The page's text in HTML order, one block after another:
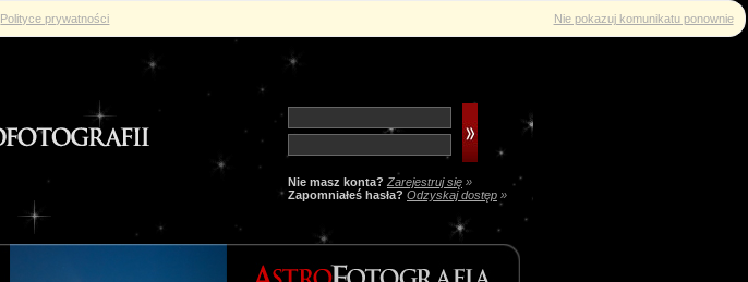
Polityce prywatności Nie pokazuj komunikatu ponownie
Nie masz konta? Zarejestruj się »
Zapomniałeś hasła? Odzyskaj dostęp »